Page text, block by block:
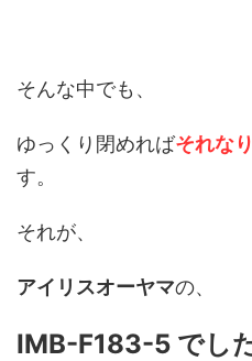
そんな中でも、
ゆっくり閉めればそれな
す。
それが、
アイリスオーヤマの、
IMB-F183-5 でした